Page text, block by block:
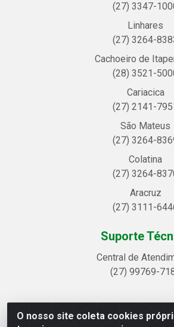
O nosso site coleta cookies
(27) 3347-
Linhares
(27) 3264-
Cachoeiro de
(28) 3521-
Cariacica
(27) 2141-
São Mateus
(27) 3264-
Colatina
(27) 3264-
Aracruz
(27) 3111-
Suporte
Central de
(27) 99769-
Linhavix Distribuidora LTDA -